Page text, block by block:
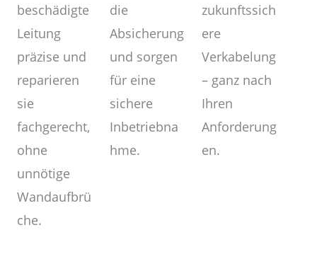
beschädigte
Leitung
präzise und
reparieren
sie
fachgerecht,
ohne
unnötige
Wandaufbrü
che.
die
Absicherung
und sorgen
für eine
sichere
Inbetriebna
hme.
zukunftssich
ere
Verkabelung
– ganz nach
Ihren
Anforderung
en.